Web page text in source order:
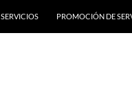
SERVICIOS PROMOCIÓN DE